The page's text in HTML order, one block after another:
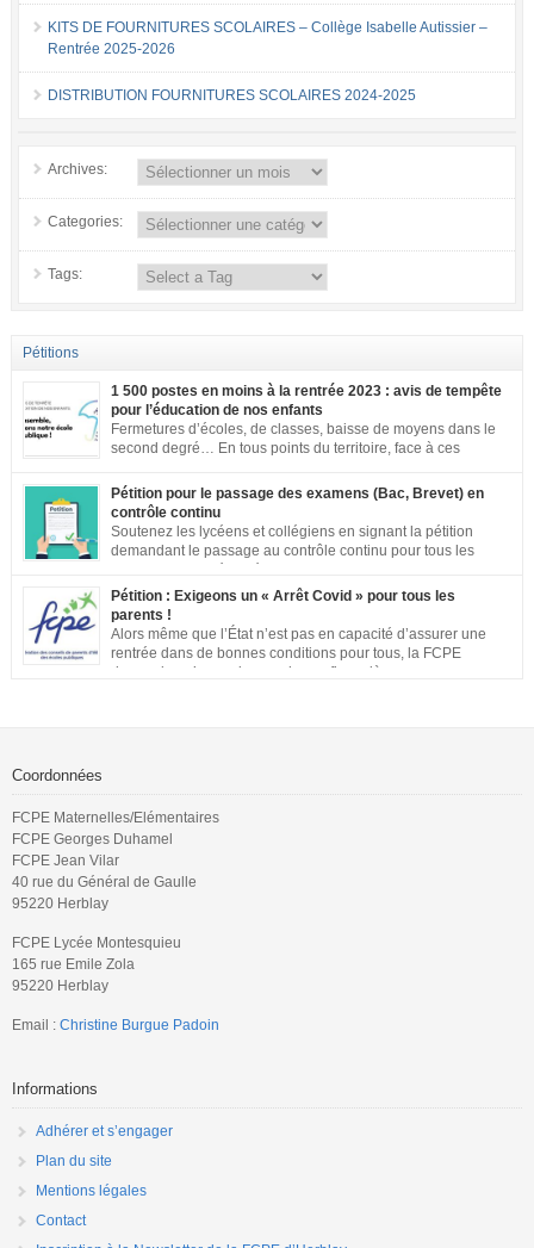
KITS DE FOURNITURES SCOLAIRES – Collège Isabelle Autissier –
Rentrée 2025-2026
DISTRIBUTION FOURNITURES SCOLAIRES 2024-2025
Archives:
Categories:
Tags:
Pétitions
1 500 postes en moins à la rentrée 2023 : avis de tempête
pour l’éducation de nos enfants
Fermetures d’écoles, de classes, baisse de moyens dans le
second degré… En tous points du territoire, face à ces
Notre société a aujourd’hui une dette de bienveillance envers tous les
enfants et adolescents de ce pays. En effet, être un enfant ou un adolescent
dans le contexte actuel est […]
Pétition pour le passage des examens (Bac, Brevet) en
contrôle continu
Soutenez les lycéens et collégiens en signant la pétition
demandant le passage au contrôle continu pour tous les
importantes : établissements qui ne respectent pas les jauges, cours en
distanciel inexistants, manque de préparation…. Vous pouvez signer la
pétition ici
Pétition : Exigeons un « Arrêt Covid » pour tous les
parents !
Alors même que l’État n’est pas en capacité d’assurer une
rentrée dans de bonnes conditions pour tous, la FCPE
demande qu’une prise en charge financière, sans aucune
Coordonnées
FCPE Maternelles/Elémentaires
FCPE Georges Duhamel
FCPE Jean Vilar
40 rue du Général de Gaulle
95220 Herblay
FCPE Lycée Montesquieu
165 rue Emile Zola
95220 Herblay
Email : Christine Burgue Padoin
Informations
Adhérer et s’engager
Plan du site
Mentions légales
Contact